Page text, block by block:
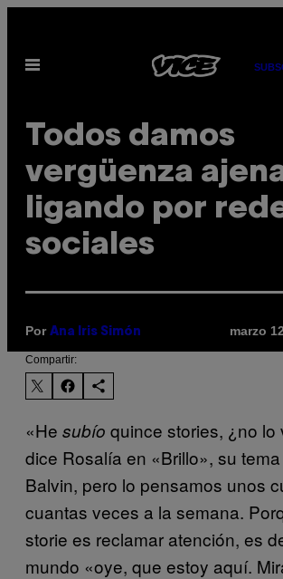
contenido
Abrir
Todos damos
vergüenza
ligando por
sociales
Por Ana Iris Simón marzo
Compartir:
«He subío quince stories, ¿no lo
dice Rosalía en «Brillo», su
Balvin, pero lo pensamos unos
cuantas veces a la semana.
storie es reclamar atención, es
mundo «oye, que estoy aquí.